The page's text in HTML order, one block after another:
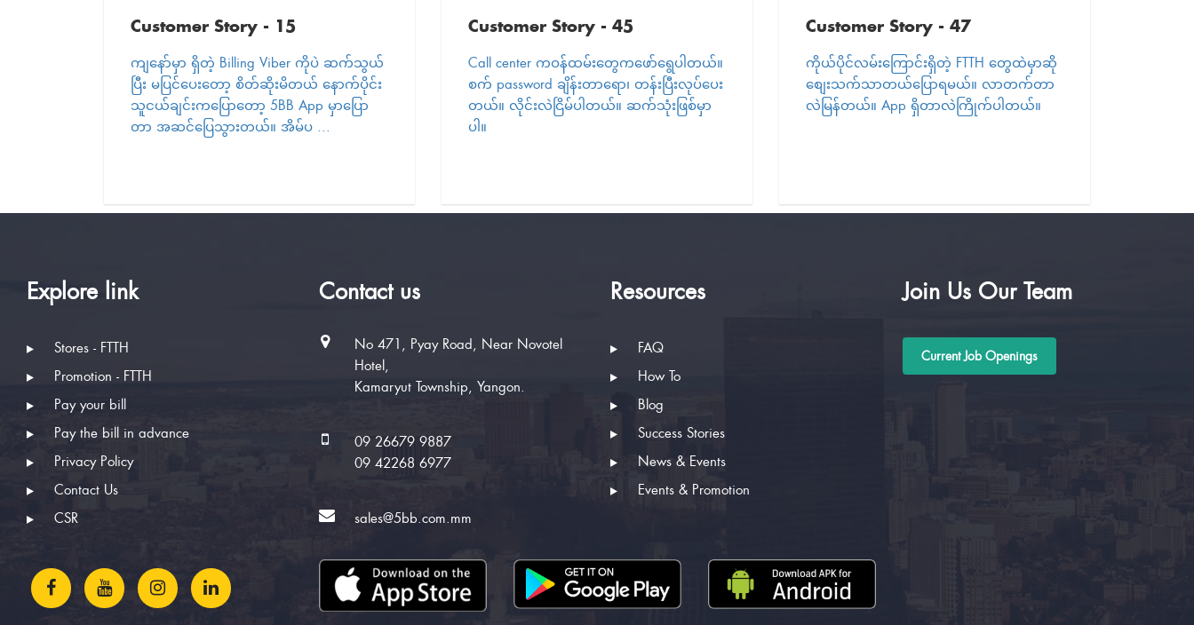
Customer Story - 15
ကျနော်မှာ ရှိတဲ့ Billing Viber ကိုပဲ ဆက်သွယ်
ပြီး မပြင်ပေးတော့ စိတ်ဆိုးမိတယ် နောက်ပိုင်း
သူငယ်ချင်းကပြောတော့ 5BB App မှာပြော
တာ အဆင်ပြေသွားတယ်။ အိမ်ပ ...
Customer Story - 45
Call center ကဝန်ထမ်းတွေကဖော်ရွေပါတယ်။
စက် password ချိန်းတာရော၊ တန်းပြီးလုပ်ပေး
တယ်။ လိုင်းလဲငြိမ်ပါတယ်။ ဆက်သုံးဖြစ်မှာ
ပါ။
Customer Story - 47
ကိုယ်ပိုင်လမ်းကြောင်းရှိတဲ့ FTTH တွေထဲမှာဆို
စျေးသက်သာတယ်ပြောရမယ်။ လာတက်တာ
လဲမြန်တယ်။ App ရှိတာလဲကြိုက်ပါတယ်။
Explore link
Stores - FTTH
Promotion - FTTH
Pay your bill
Pay the bill in advance
Privacy Policy
Contact Us
CSR
Contact us
No 471, Pyay Road, Near Novotel
Hotel,
Kamaryut Township, Yangon.
09 26679 9887
09 42268 6977
sales@5bb.com.mm
Resources
FAQ
How To
Blog
Success Stories
News & Events
Events & Promotion
Join Us Our Team
Current Job Openings